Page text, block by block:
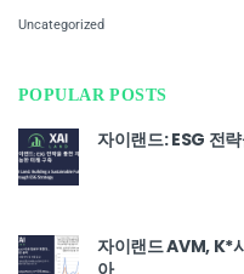
Uncategorized
POPULAR POSTS
자이랜드: ESG 전
자이랜드 AVM, K*